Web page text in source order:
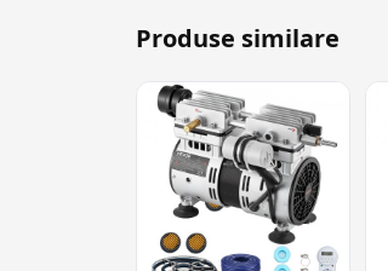
Produse similare